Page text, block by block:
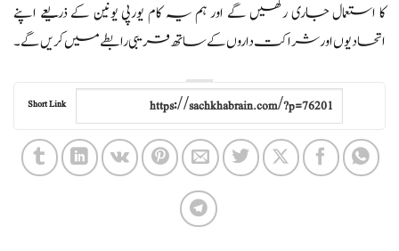
کا استعمال جاری رکھیں گے اور ہم یہ کام یورپی یونین کے ذریعے اپنے
اتحادیوں اور شراکت داروں کے ساتھ قریبی رابطے میں کریں گے۔
Short Link